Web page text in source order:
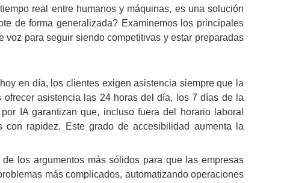
real entre humanos y máquinas, es una solución
de forma generalizada? Examinemos los principales
para seguir siendo competitivas y estar preparadas
hoy en día, los clientes exigen asistencia siempre que la
asistencia las 24 horas del día, los 7 días de la
IA garantizan que, incluso fuera del horario laboral
con rapidez. Este grado de accesibilidad aumenta la
los argumentos más sólidos para que las empresas
más complicados, automatizando operaciones